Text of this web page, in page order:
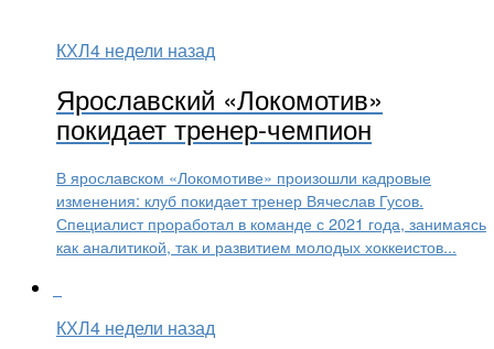
КХЛ4 недели назад
Ярославский «Локомотив»
покидает тренер-чемпион
В ярославском «Локомотиве» произошли кадровые
изменения: клуб покидает тренер Вячеслав Гусов.
Специалист проработал в команде с 2021 года, занимаясь
как аналитикой, так и развитием молодых хоккеистов...
КХЛ4 недели назад